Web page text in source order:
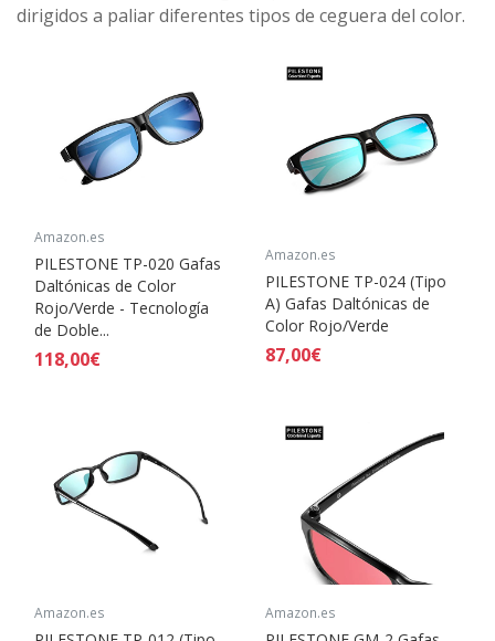
dirigidos a paliar diferentes tipos de ceguera del color.
Amazon.es
PILESTONE TP-020 Gafas
Daltónicas de Color
Rojo/Verde - Tecnología
de Doble...
118,00€
Amazon.es
PILESTONE TP-024 (Tipo
A) Gafas Daltónicas de
Color Rojo/Verde
87,00€
Amazon.es Amazon.es